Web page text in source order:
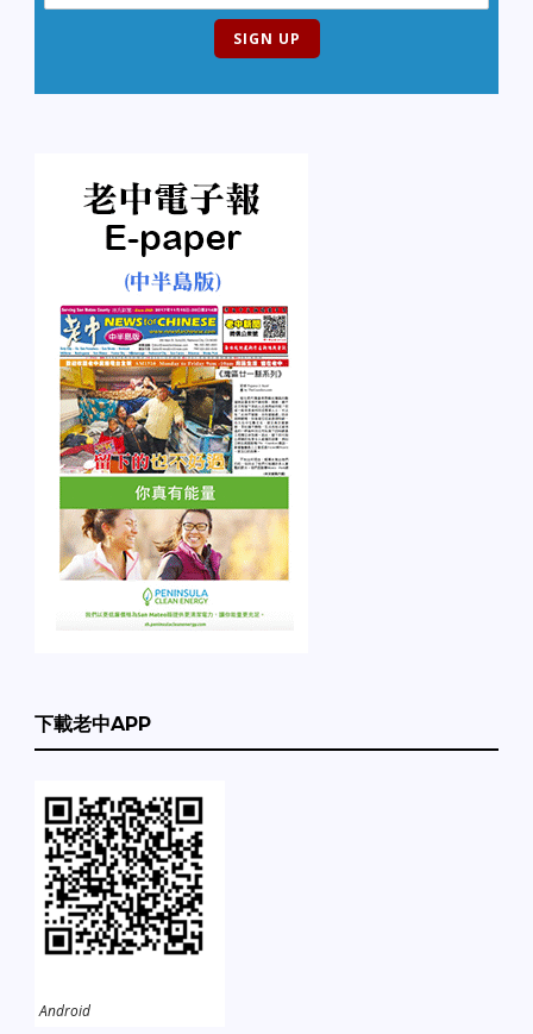
下載老中APP
Android